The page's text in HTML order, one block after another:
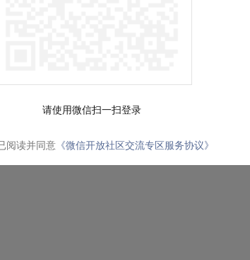
请使用微信扫一扫登录
阅读并同意 《微信开放社区交流专区服务协议》